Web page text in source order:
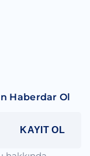
Haberdar Ol
KAYIT OL